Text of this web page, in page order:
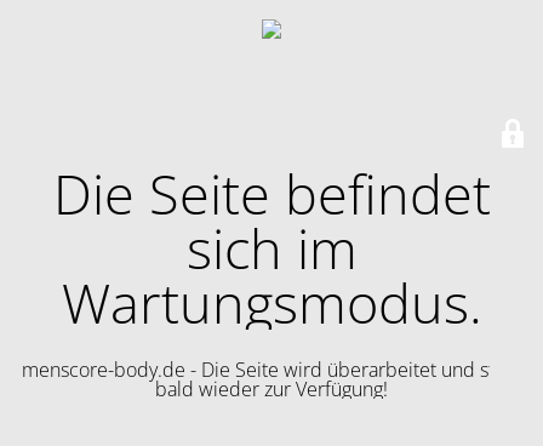
Die Seite befindet
sich im
Wartungsmodus.
menscore-body.de - Die Seite wird überarbeitet und steht
bald wieder zur Verfügung!